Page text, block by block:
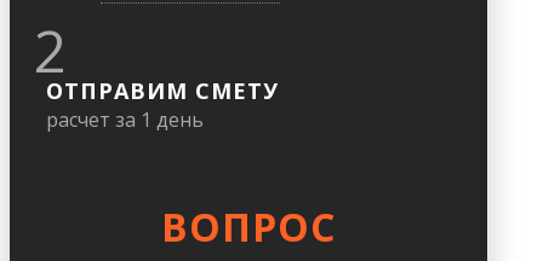
2
ОТПРАВИМ СМЕТУ
расчет за 1 день
ВОПРОС